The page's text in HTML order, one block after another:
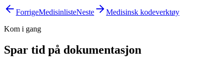
ForrigeMedisinlisteNeste
Medisinsk kodeverktøy
Kom i gang
Spar tid på dokumentasjon